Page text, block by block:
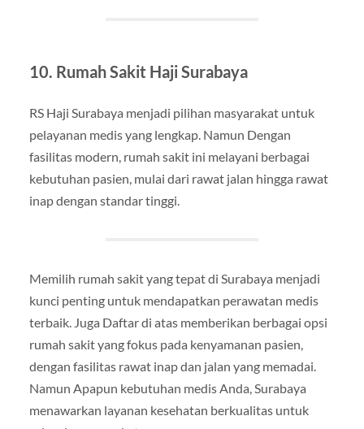
10. Rumah Sakit Haji Surabaya
RS Haji Surabaya menjadi pilihan masyarakat untuk
pelayanan medis yang lengkap. Namun Dengan
fasilitas modern, rumah sakit ini melayani berbagai
kebutuhan pasien, mulai dari rawat jalan hingga rawat
inap dengan standar tinggi.
Memilih rumah sakit yang tepat di Surabaya menjadi
kunci penting untuk mendapatkan perawatan medis
terbaik. Juga Daftar di atas memberikan berbagai opsi
rumah sakit yang fokus pada kenyamanan pasien,
dengan fasilitas rawat inap dan jalan yang memadai.
Namun Apapun kebutuhan medis Anda, Surabaya
menawarkan layanan kesehatan berkualitas untuk